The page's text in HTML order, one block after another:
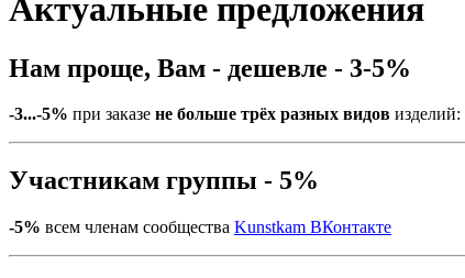
Актуальные предложения
Нам проще, Вам - дешевле - 3-5%
-3...-5% при заказе не больше трёх разных видов изделий:
Участникам группы - 5%
-5% всем членам сообщества Kunstkam ВКонтакте